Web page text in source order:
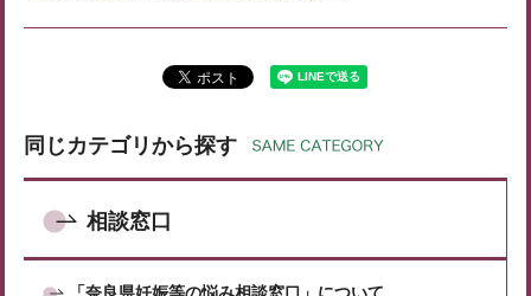
同じカテゴリから探す
相談窓口
「奈良県妊娠等の悩み相談窓口」について